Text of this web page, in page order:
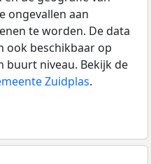
ongevallen aan
te worden. De data
ook beschikbaar op
buurt niveau. Bekijk de
Zuidplas.